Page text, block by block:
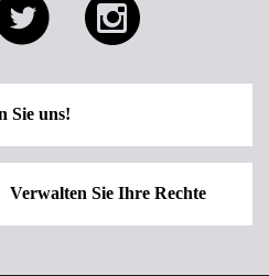
Sie uns!
Verwalten Sie Ihre Rechte